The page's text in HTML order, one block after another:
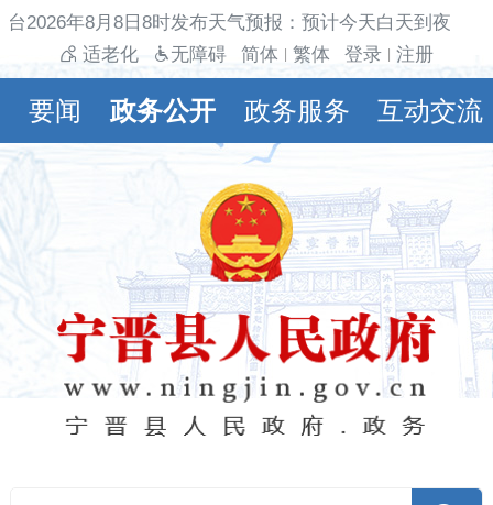
2026年8月8日8时发布天气预报：预计今天白天到夜间
适老化
无障碍 简体 繁体 登录 注册
要闻 政务公开 政务服务 互动交流